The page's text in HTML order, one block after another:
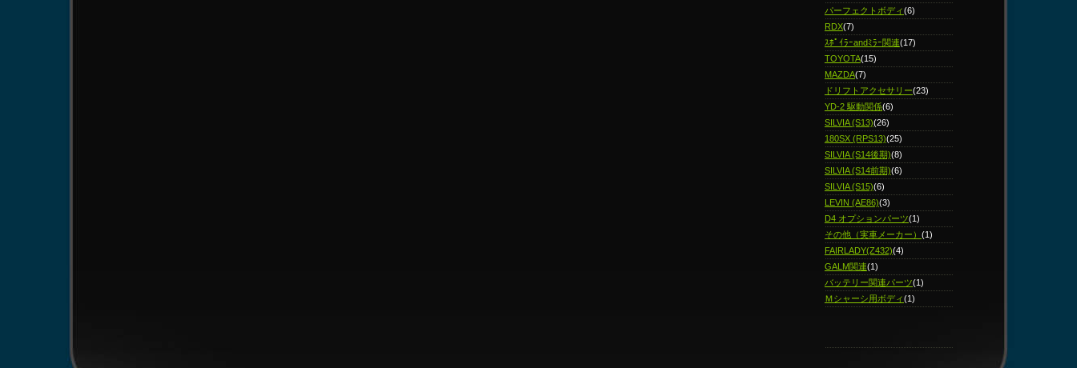
パーフェクトボディ(6)
RDX(7)
ｽﾎﾟｲﾗｰandﾐﾗｰ関連(17)
TOYOTA(15)
MAZDA(7)
ドリフトアクセサリー(23)
YD-2 駆動関係(6)
SILVIA (S13)(26)
180SX (RPS13)(25)
SILVIA (S14後期)(8)
SILVIA (S14前期)(6)
SILVIA (S15)(6)
LEVIN (AE86)(3)
D4 オプションパーツ(1)
その他（実車メーカー） (1)
FAIRLADY(Z432)(4)
GALM関連(1)
バッテリー関連パーツ(1)
Ｍシャーシ用ボディ(1)